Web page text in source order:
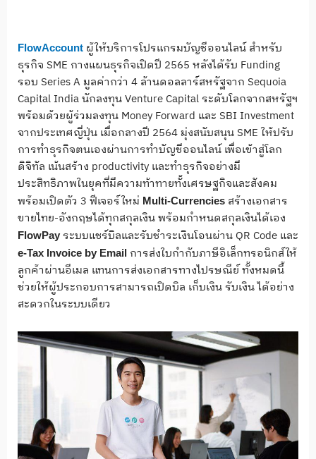
FlowAccount ผู้ให้บริการโปรแกรมบัญชีออนไลน์ สำหรับ
ธุรกิจ SME กางแผนธุรกิจเปิดปี 2565 หลังได้รับ Funding
รอบ Series A มูลค่ากว่า 4 ล้านดอลลาร์สหรัฐจาก Sequoia
Capital India นักลงทุน Venture Capital ระดับโลกจากสหรัฐฯ
พร้อมด้วยผู้ร่วมลงทุน Money Forward และ SBI Investment
จากประเทศญี่ปุ่น เมื่อกลางปี 2564 มุ่งสนับสนุน SME ให้ปรับ
การทำธุรกิจตนเองผ่านการทำบัญชีออนไลน์ เพื่อเข้าสู่โลก
ดิจิทัล เน้นสร้าง productivity และทำธุรกิจอย่างมี
ประสิทธิภาพในยุคที่มีความท้าทายทั้งเศรษฐกิจและสังคม
พร้อมเปิดตัว 3 ฟีเจอร์ใหม่ Multi-Currencies สร้างเอกสาร
ขายไทย-อังกฤษได้ทุกสกุลเงิน พร้อมกำหนดสกุลเงินได้เอง
FlowPay ระบบแชร์บิลและรับชำระเงินโอนผ่าน QR Code และ
e-Tax Invoice by Email การส่งใบกำกับภาษีอิเล็กทรอนิกส์ให้
ลูกค้าผ่านอีเมล แทนการส่งเอกสารทางไปรษณีย์ ทั้งหมดนี้
ช่วยให้ผู้ประกอบการสามารถเปิดบิล เก็บเงิน รับเงิน ได้อย่าง
สะดวกในระบบเดียว